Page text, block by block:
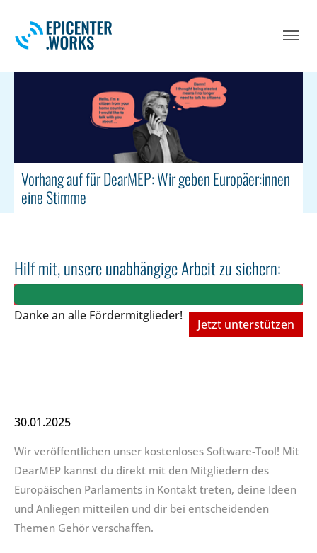
Vorhang auf für DearMEP: Wir geben Europäer:innen
eine Stimme
Hilf mit, unsere unabhängige Arbeit zu sichern:
Danke an alle Fördermitglieder!
Jetzt unterstützen
30.01.2025
Wir veröffentlichen unser kostenloses Software-Tool! Mit
DearMEP kannst du direkt mit den Mitgliedern des
Europäischen Parlaments in Kontakt treten, deine Ideen
und Anliegen mitteilen und dir bei entscheidenden
Themen Gehör verschaffen.